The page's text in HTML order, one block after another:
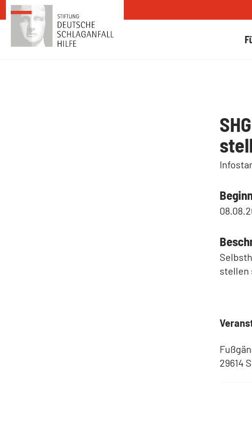
Zum Inhalt springen
stellen
29614